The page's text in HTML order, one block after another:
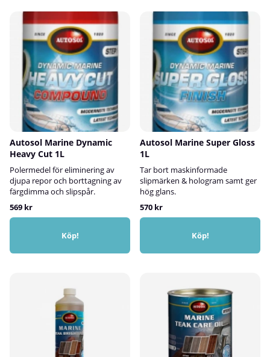
Autosol Marine Dynamic
Heavy Cut 1L
Polermedel för eliminering av
djupa repor och borttagning av
färgdimma och slipspår.
569 kr
Köp!
Autosol Marine Super Gloss
1L
Tar bort maskinformade
slipmärken & hologram samt ger
hög glans.
570 kr
Köp!